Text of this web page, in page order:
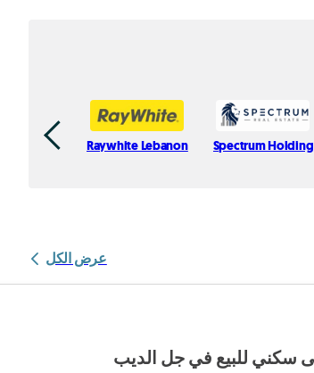
Raywhite Lebanon Spectrum Holding
عرض الكل